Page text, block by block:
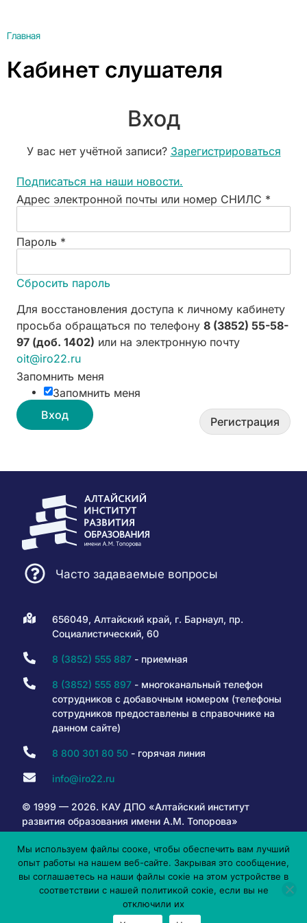
Главная
Кабинет слушателя
Вход
У вас нет учётной записи? Зарегистрироваться
Подписаться на наши новости.
Адрес электронной почты или номер СНИЛС *
Пароль *
Сбросить пароль
Для восстановления доступа к личному кабинету
просьба обращаться по телефону 8 (3852) 55-58-
97 (доб. 1402) или на электронную почту
oit@iro22.ru
Запомнить меня
Запомнить меня
Регистрация
Вход
Часто задаваемые вопросы
656049, Алтайский край, г. Барнаул, пр.
Социалистический, 60
8 (3852) 555 887- приемная
8 (3852) 555 897- многоканальный телефон
сотрудников с добавочным номером (телефоны
сотрудников предоставлены в справочнике на
данном сайте)
8 800 301 80 50- горячая линия
info@iro22.ru
© 1999 — 2026. КАУ ДПО «Алтайский институт
развития образования имени А.М. Топорова»
6+
Мы используем файлы сооке, чтобы обеспечить вам лучший
опыт работы на нашем веб-сайте. Закрывая это сообщение,
вы соглашаетесь на наши файлы сокіе на этом устройстве в
соответствии с нашей политикой сокіе, если вы не
отключили их